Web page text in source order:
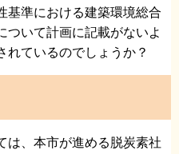
準における建築環境総合
ついて計画に記載がないよ
れているのでしょうか？
、本市が進める脱炭素社